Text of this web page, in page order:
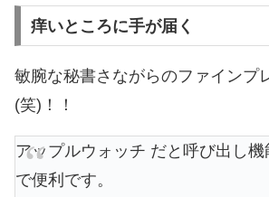
痒いところに手が届く
敏腕な秘書さながらのファインプ
(笑)！！
アップルウォッチ だと呼び出し
で便利です。